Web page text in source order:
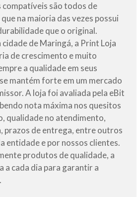
são todos de
na maioria das vezes possui
que o original.
cidade de Maringá, a Print Loja
de crescimento e muito
a qualidade em seus
mantém forte em um mercado
A loja foi avaliada pela eBit
nota máxima nos quesitos
qualidade no atendimento,
prazos de entrega, entre outros
entidade e por nossos clientes.
produtos de qualidade, a
a cada dia para garantir a